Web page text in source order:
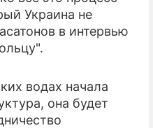
Украина не
в интервью
водах начала
она будет